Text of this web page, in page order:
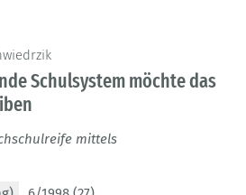
Schulsystem möchte das
mittels